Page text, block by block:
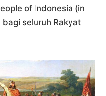
of Indonesia (in
bagi seluruh Rakyat